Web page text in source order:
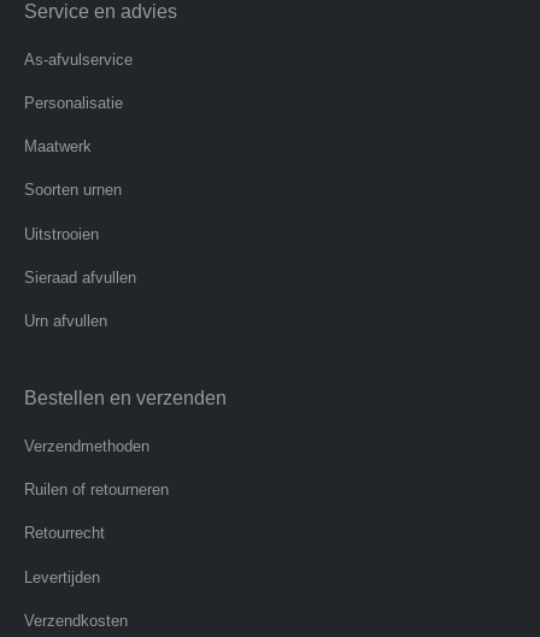
Service en advies
As-afvulservice
Personalisatie
Maatwerk
Soorten urnen
Uitstrooien
Sieraad afvullen
Urn afvullen
Bestellen en verzenden
Verzendmethoden
Ruilen of retourneren
Retourrecht
Levertijden
Verzendkosten